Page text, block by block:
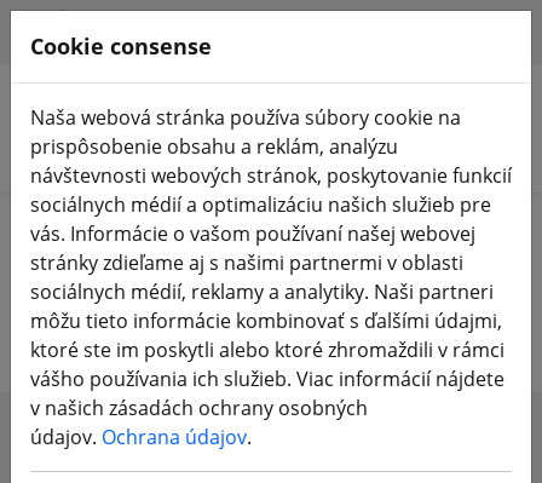
Vyhľadať produkty
Home Príslušenstvo Tašky a batohy
Tašky a batohy
SHOW FILTERS
Cookie consense
Naša webová stránka používa súbory cookie na
prispôsobenie obsahu a reklám, analýzu
návštevnosti webových stránok, poskytovanie funkcií
sociálnych médií a optimalizáciu našich služieb pre
vás. Informácie o vašom používaní našej webovej
stránky zdieľame aj s našimi partnermi v oblasti
sociálnych médií, reklamy a analytiky. Naši partneri
môžu tieto informácie kombinovať s ďalšími údajmi,
ktoré ste im poskytli alebo ktoré zhromaždili v rámci
vášho používania ich služieb. Viac informácií nájdete
v našich zásadách ochrany osobných
údajov. Ochrana údajov.